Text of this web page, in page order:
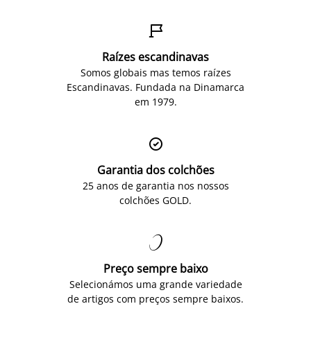

Raízes escandinavas
Somos globais mas temos raízes
Escandinavas. Fundada na Dinamarca
em 1979.

Garantia dos colchões
25 anos de garantia nos nossos
colchões GOLD.

Preço sempre baixo
Selecionámos uma grande variedade
de artigos com preços sempre baixos.